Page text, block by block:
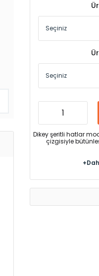
Dikey şeritli hatlar
çizgisiyle